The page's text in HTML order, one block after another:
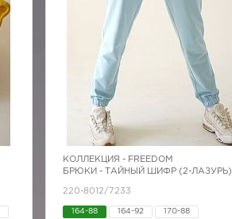
КОЛЛЕКЦИЯ - FREEDOM
БРЮКИ - ТАЙНЫЙ ШИФР (2-ЛАЗУРЬ)
220-8012/7233
164-88 164-92 170-88